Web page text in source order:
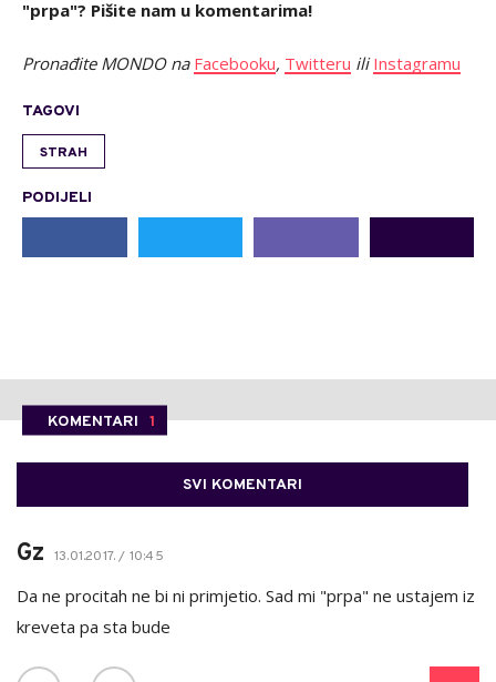
"prpa"? Pišite nam u komentarima!
Pronađite MONDO na Facebooku, Twitteru iliInstagramu
TAGOVI
STRAH
PODIJELI
KOMENTARI 1
SVI KOMENTARI
Gz 13.01.2017. / 10:45
Da ne procitah ne bi ni primjetio. Sad mi "prpa" ne ustajem iz
kreveta pa sta bude